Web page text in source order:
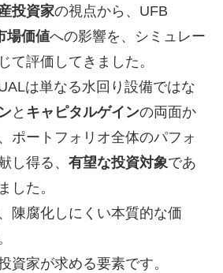
投資家の視点から、UFB
場価値への影響を、シミュレー
て評価してきました。
は単なる水回り設備ではな
と キャピタルゲインの両面か
ポートフォリオ全体のパフォ
し得る、 有望な投資対象であ
した。
陳腐化しにくい本質的な価
資家が求める要素です。